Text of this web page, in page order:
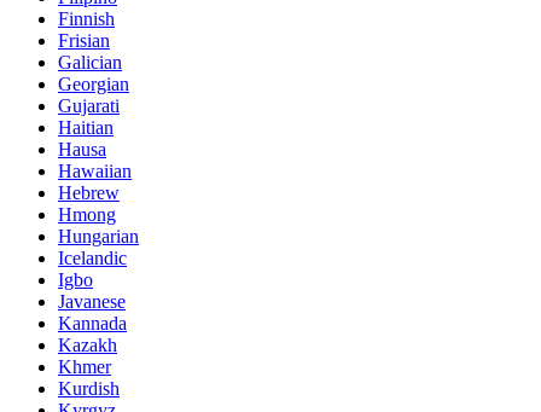
Finnish
Frisian
Galician
Georgian
Gujarati
Haitian
Hausa
Hawaiian
Hebrew
Hmong
Hungarian
Icelandic
Igbo
Javanese
Kannada
Kazakh
Khmer
Kurdish